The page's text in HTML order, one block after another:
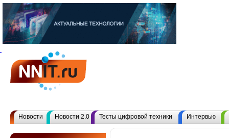
Новости Новости 2.0 Тесты цифровой техники Интервью